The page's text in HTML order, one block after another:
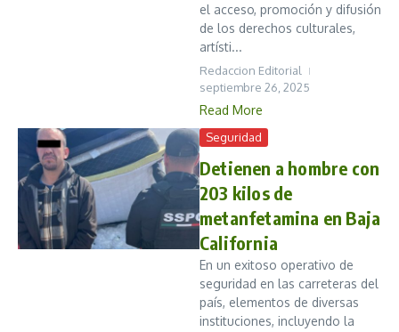
el acceso, promoción y difusión
de los derechos culturales,
artísti...
Redaccion Editorial
septiembre 26, 2025
Read More
Seguridad
Detienen a hombre con
203 kilos de
metanfetamina en Baja
California
En un exitoso operativo de
seguridad en las carreteras del
país, elementos de diversas
instituciones, incluyendo la